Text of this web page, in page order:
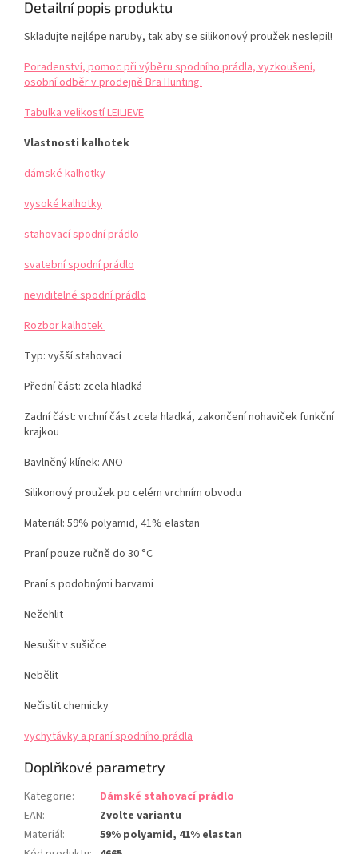
Detailní popis produktu
Skladujte nejlépe naruby, tak aby se silikonový proužek neslepil!
Poradenství, pomoc při výběru spodního prádla, vyzkoušení,
osobní odběr v prodejně Bra Hunting.
Tabulka velikostí LEILIEVE
Vlastnosti kalhotek
dámské kalhotky
vysoké kalhotky
stahovací spodní prádlo
svatební spodní prádlo
neviditelné spodní prádlo
Rozbor kalhotek
Typ: vyšší stahovací
Přední část: zcela hladká
Zadní část: vrchní část zcela hladká, zakončení nohaviček funkční
krajkou
Bavlněný klínek: ANO
Silikonový proužek po celém vrchním obvodu
Materiál: 59% polyamid, 41% elastan
Praní pouze ručně do 30 °C
Praní s podobnými barvami
Nežehlit
Nesušit v sušičce
Nebělit
Nečistit chemicky
vychytávky a praní spodního prádla
Doplňkové parametry
Kategorie:
Dámské stahovací prádlo
EAN:
Zvolte variantu
Materiál:
59% polyamid, 41% elastan